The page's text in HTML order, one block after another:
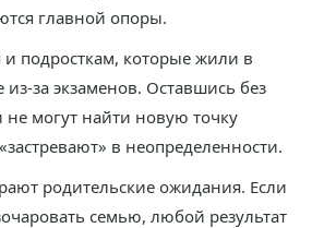
главной опоры.
и подросткам, которые жили в
из-за экзаменов. Оставшись без
могут найти новую точку
в неопределенности.
родительские ожидания. Если
семью, любой результат